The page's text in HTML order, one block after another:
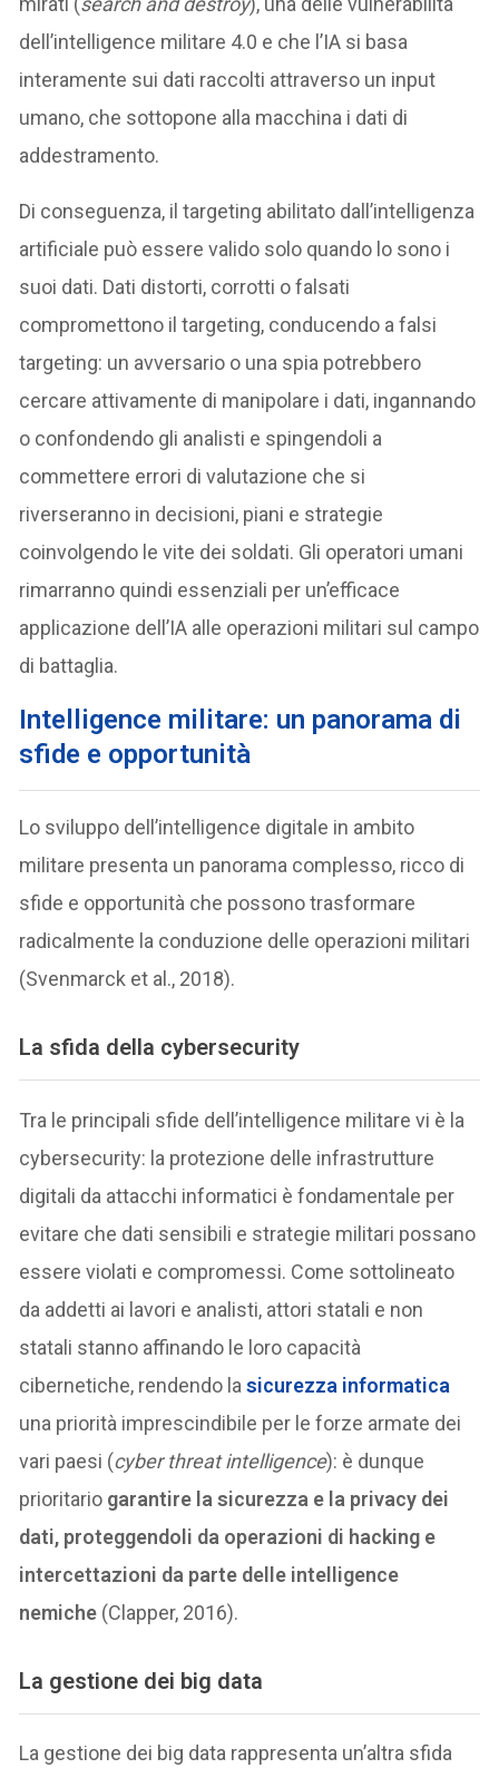
dell’intelligence militare 4.0 e che l’IA si basa
interamente sui dati raccolti attraverso un input
umano, che sottopone alla macchina i dati di
addestramento.
Di conseguenza, il targeting abilitato dall’intelligenza
artificiale può essere valido solo quando lo sono i
suoi dati. Dati distorti, corrotti o falsati
compromettono il targeting, conducendo a falsi
targeting: un avversario o una spia potrebbero
cercare attivamente di manipolare i dati, ingannando
o confondendo gli analisti e spingendoli a
commettere errori di valutazione che si
riverseranno in decisioni, piani e strategie
coinvolgendo le vite dei soldati. Gli operatori umani
rimarranno quindi essenziali per un’efficace
applicazione dell’IA alle operazioni militari sul campo
di battaglia.
Intelligence militare: un panorama di
sfide e opportunità
Lo sviluppo dell’intelligence digitale in ambito
militare presenta un panorama complesso, ricco di
sfide e opportunità che possono trasformare
radicalmente la conduzione delle operazioni militari
(Svenmarck et al., 2018).
La sfida della cybersecurity
Tra le principali sfide dell’intelligence militare vi è la
cybersecurity: la protezione delle infrastrutture
digitali da attacchi informatici è fondamentale per
evitare che dati sensibili e strategie militari possano
essere violati e compromessi. Come sottolineato
da addetti ai lavori e analisti, attori statali e non
statali stanno affinando le loro capacità
cibernetiche, rendendo lasicurezza informatica
una priorità imprescindibile per le forze armate dei
vari paesi (cyber threat intelligence): è dunque
prioritario garantire la sicurezza e la privacy dei
dati, proteggendoli da operazioni di hacking e
intercettazioni da parte delle intelligence
nemiche (Clapper, 2016).
La gestione dei big data
La gestione dei big data rappresenta un’altra sfida